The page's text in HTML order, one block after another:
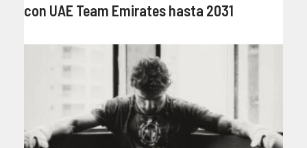
con UAE Team Emirates hasta 2031